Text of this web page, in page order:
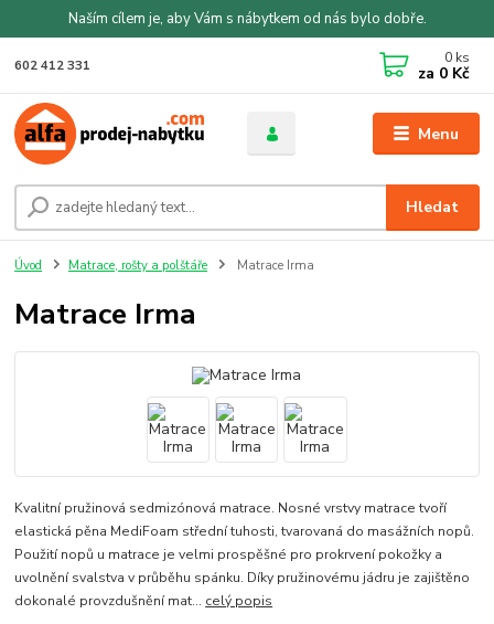
Naším cílem je, aby Vám s nábytkem od nás bylo dobře.
Menu
Hledat
602 412 331 0 ks
za 0 Kč
Úvod Matrace, rošty a polštáře Matrace Irma
Matrace Irma
Kvalitní pružinová sedmizónová matrace. Nosné vrstvy matrace tvoří
elastická pěna MediFoam střední tuhosti, tvarovaná do masážních nopů.
Použití nopů u matrace je velmi prospěšné pro prokrvení pokožky a
uvolnění svalstva v průběhu spánku. Díky pružinovému jádru je zajištěno
dokonalé provzdušnění mat... celý popis